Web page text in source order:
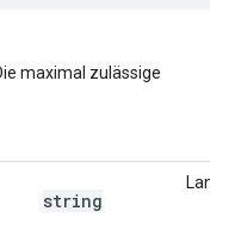
maximal zulässige
string
Land: